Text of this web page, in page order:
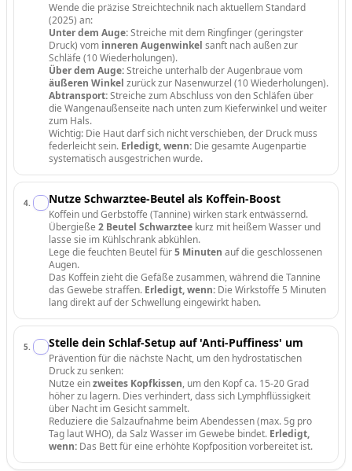
Wende die präzise Streichtechnik nach aktuellem Standard
(2025) an:
Unter dem Auge:Streiche mit dem Ringfinger (geringster
Druck) vom inneren Augenwinkel sanft nach außen zur
Schläfe (10 Wiederholungen).
Über dem Auge:Streiche unterhalb der Augenbraue vom
äußeren Winkel zurück zur Nasenwurzel (10 Wiederholungen).
Abtransport:Streiche zum Abschluss von den Schläfen über
die Wangenaußenseite nach unten zum Kieferwinkel und weiter
zum Hals.
Wichtig: Die Haut darf sich nicht verschieben, der Druck muss
federleicht sein. Erledigt, wenn: Die gesamte Augenpartie
systematisch ausgestrichen wurde.
4. Nutze Schwarztee-Beutel als Koffein-Boost
Koffein und Gerbstoffe (Tannine) wirken stark entwässernd.
Übergieße 2 Beutel Schwarztee kurz mit heißem Wasser und
lasse sie im Kühlschrank abkühlen.
Lege die feuchten Beutel für5 Minuten auf die geschlossenen
Augen.
Das Koffein zieht die Gefäße zusammen, während die Tannine
das Gewebe straffen. Erledigt, wenn: Die Wirkstoffe 5 Minuten
lang direkt auf der Schwellung eingewirkt haben.
5. Stelle dein Schlaf-Setup auf 'Anti-Puffiness' um
Prävention für die nächste Nacht, um den hydrostatischen
Druck zu senken:
Nutze einzweites Kopfkissen, um den Kopf ca. 15-20 Grad
höher zu lagern. Dies verhindert, dass sich Lymphflüssigkeit
über Nacht im Gesicht sammelt.
Reduziere die Salzaufnahme beim Abendessen (max. 5g pro
Tag laut WHO), da Salz Wasser im Gewebe bindet. Erledigt,
wenn: Das Bett für eine erhöhte Kopfposition vorbereitet ist.